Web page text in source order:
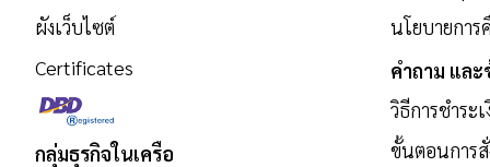
ผังเว็บไซต์
Certificates
กลุ่มธุรกิจในเครือ
นโยบายกา
คำถาม แล
วิธีการชำระ
ขั้นตอนการ